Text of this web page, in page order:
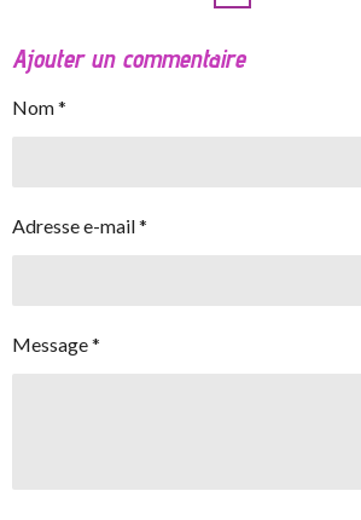
Ajouter un commentaire
Nom *
Adresse e-mail *
Message *